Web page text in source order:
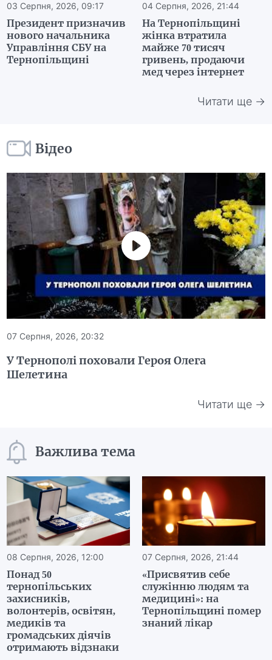
03 Серпня, 2026, 09:17
Президент призначив
нового начальника
Управління СБУ на
Тернопільщині
04 Серпня, 2026, 21:44
На Тернопільщині
жінка втратила
майже 70 тисяч
гривень, продаючи
мед через інтернет
Читати ще →
Відео
07 Серпня, 2026, 20:32
У Тернополі поховали Героя Олега
Шелетина
Читати ще →
Важлива тема
08 Серпня, 2026, 12:00
Понад 50
тернопільських
захисників,
волонтерів, освітян,
медиків та
громадських діячів
отримають відзнаки
07 Серпня, 2026, 21:44
«Присвятив себе
служінню людям та
медицині»: на
Тернопільщині помер
знаний лікар